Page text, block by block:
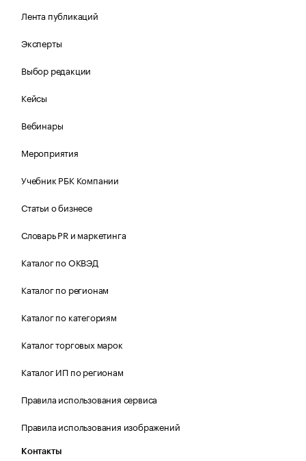
Лента публикаций
Эксперты
Выбор редакции
Кейсы
Вебинары
Мероприятия
Учебник РБК Компании
Статьи о бизнесе
Словарь PR и маркетинга
Каталог по ОКВЭД
Каталог по регионам
Каталог по категориям
Каталог торговых марок
Каталог ИП по регионам
Правила использования сервиса
Правила использования изображений
Контакты